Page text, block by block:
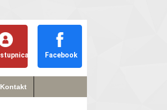
Facebook
Kontakt